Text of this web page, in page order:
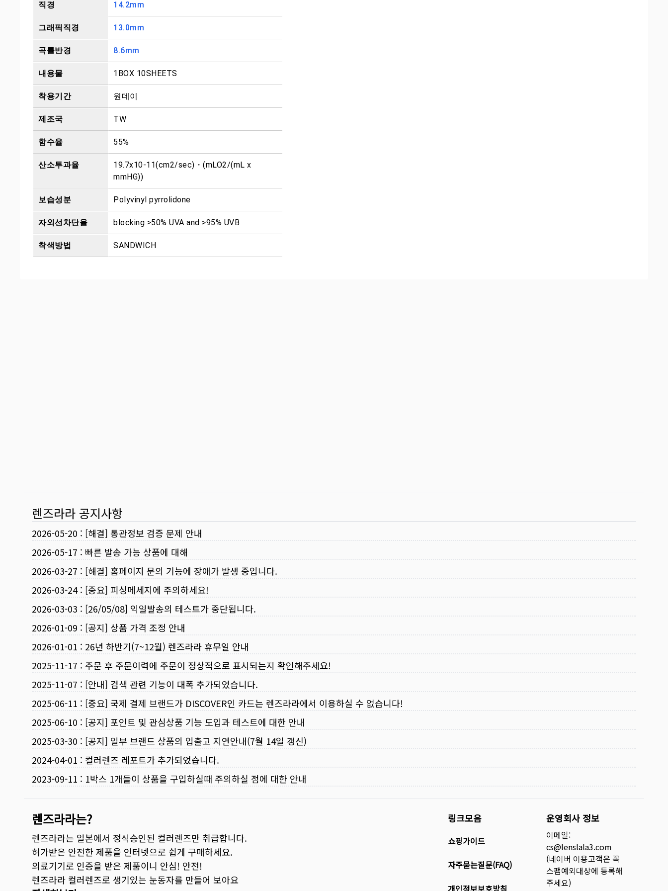
직경 14.2mm
그래픽직경 13.0mm
곡률반경 8.6mm
내용물 1BOX 10SHEETS
착용기간 원데이
제조국 TW
함수율 55%
산소투과율
19.7x10-11(cm2/sec)・(mLO2/(mL x
mmHG))
보습성분 Polyvinyl pyrrolidone
자외선차단율 blocking >50% UVA and >95% UVB
착색방법 SANDWICH
렌즈라라 공지사항
2026-05-20 : [해결] 통관정보 검증 문제 안내
2026-05-17 : 빠른 발송 가능 상품에 대해
2026-03-27 : [해결] 홈페이지 문의 기능에 장애가 발생 중입니다.
2026-03-24: [중요] 피싱메세지에 주의하세요!
2026-03-03 : [26/05/08] 익일발송의 테스트가 중단됩니다.
2026-01-09 : [공지] 상품 가격 조정 안내
2026-01-01 : 26년 하반기(7~12월) 렌즈라라 휴무일 안내
2025-11-17 : 주문 후 주문이력에 주문이 정상적으로 표시되는지 확인해주세요!
2025-11-07 : [안내] 검색 관련 기능이 대폭 추가되었습니다.
2025-06-11 : [중요] 국제 결제 브랜드가 DISCOVER인 카드는 렌즈라라에서 이용하실 수 없습니다!
2025-06-10 : [공지] 포인트 및 관심상품 기능 도입과 테스트에 대한 안내
2025-03-30 : [공지] 일부 브랜드 상품의 입출고 지연안내(7월 14일 갱신)
2024-04-01 : 컬러렌즈 레포트가 추가되었습니다.
2023-09-11 : 1박스 1개들이 상품을 구입하실때 주의하실 점에 대한 안내
렌즈라라는?
렌즈라라는 일본에서 정식승인된 컬러렌즈만 취급합니다.
허가받은 안전한 제품을 인터넷으로 쉽게 구매하세요.
의료기기로 인증을 받은 제품이니 안심! 안전!
렌즈라라 컬러렌즈로 생기있는 눈동자를 만들어 보아요
링크모음
쇼핑가이드
자주묻는질문(FAQ)
개인정보보호방침
운영회사 정보
이메일:
cs@lenslala3.com
(네이버 이용고객은 꼭
스팸예외대상에 등록해
주세요)